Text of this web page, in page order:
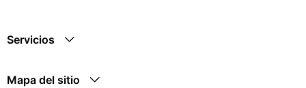
Servicios
Mapa del sitio